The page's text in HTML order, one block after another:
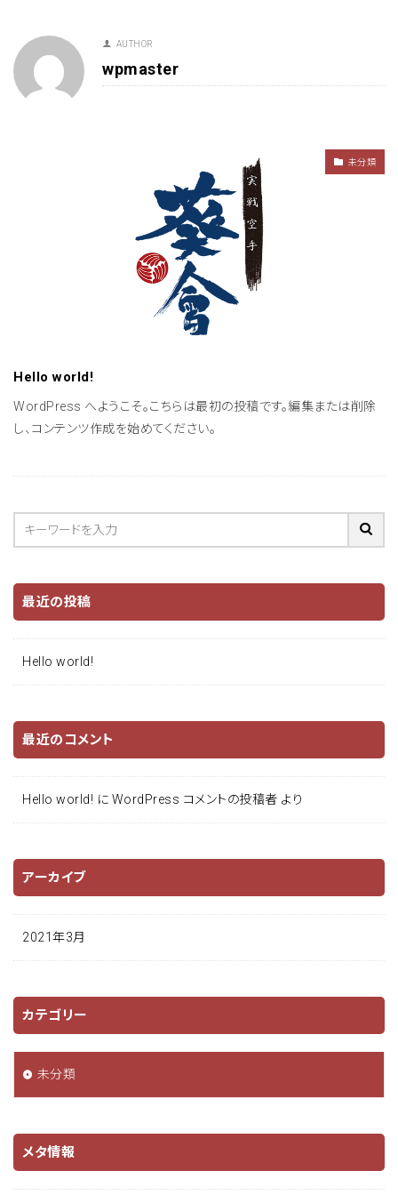
AUTHOR
wpmaster
未分類
Hello world!
WordPress へようこそ。こちらは最初の投稿です。編集または削除
し、コンテンツ作成を始めてください。
最近の投稿
Hello world!
最近のコメント
Hello world! に WordPress コメントの投稿者 より
アーカイブ
2021年3月
カテゴリー
未分類
メタ情報